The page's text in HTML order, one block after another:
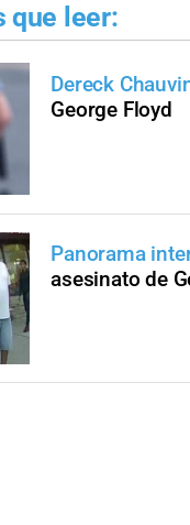
que leer:
Dereck
George Floyd
Panorama
asesinato de